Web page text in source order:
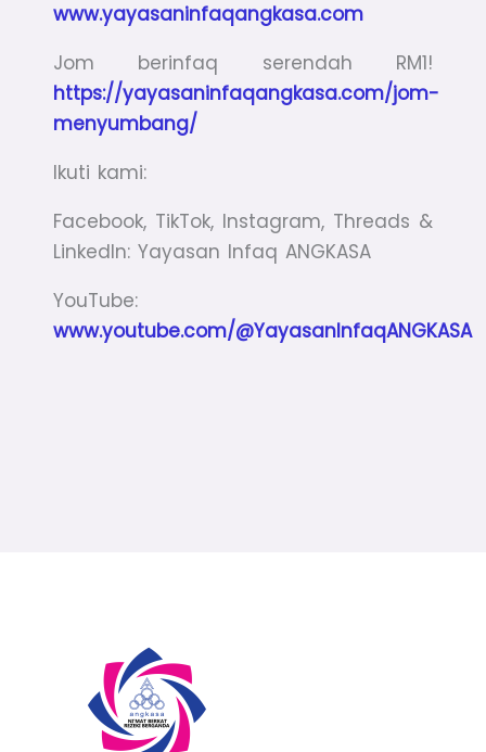
www.yayasaninfaqangkasa.com
Jom berinfaq serendah RM1!
https://yayasaninfaqangkasa.com/jom-
menyumbang/
Ikuti kami:
Facebook, TikTok, Instagram, Threads &
LinkedIn: Yayasan Infaq ANGKASA
YouTube:
www.youtube.com/@YayasanInfaqANGKASA